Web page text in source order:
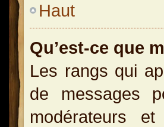
Haut
Qu’est-ce que
Les rangs qui
de messages
modérateurs